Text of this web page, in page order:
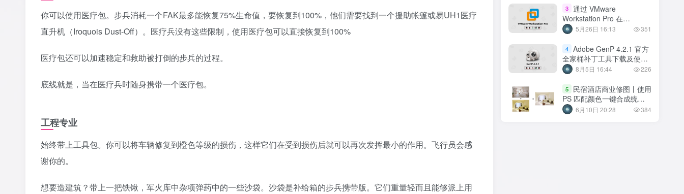
你可以使用医疗包。步兵消耗一个FAK最多能恢复75%生命值，要恢复到100%，他们需要找到一个援助帐篷或易UH1医疗
直升机（Iroquois Dust-Off）。医疗兵没有这些限制，使用医疗包可以直接恢复到100%‎
医疗包还可以加速稳定和救助被打倒的步兵的过程。‎
‎底线就是，当在医疗兵时随身携带一个医疗包。‎
工程专业
始终带上工具包。你可以将车辆修复到橙色等级的损伤，这样它们在受到损伤后就可以再次发挥最小的作用。飞行员会感
谢你的。‎
‎想要造建筑？带上一把铁锹，军火库中杂项弹药中的一些沙袋。沙袋是补给箱的步兵携带版。它们重量轻而且能够派上用
3 通过 VMware
Workstation Pro 在
Windows/Linux 上运行各类
虚拟机
5月26日 16:13 351
4 Adobe GenP 4.2.1 官方
全家桶补丁工具下载及使用
方法【2026年08月】
8月5日 16:44 226
5
民宿酒店商业修图丨使用
PS 匹配颜色一键合成统一
客房图片色调
6月10日 20:28 384